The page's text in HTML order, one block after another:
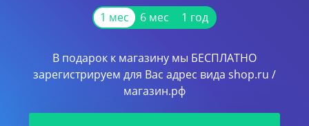
1 мес 6 мес 1 год
В подарок к магазину мы БЕСПЛАТНО
зарегистрируем для Вас адрес вида shop.ru /
магазин.рф